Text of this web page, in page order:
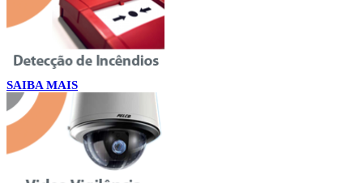
SAIBA MAIS